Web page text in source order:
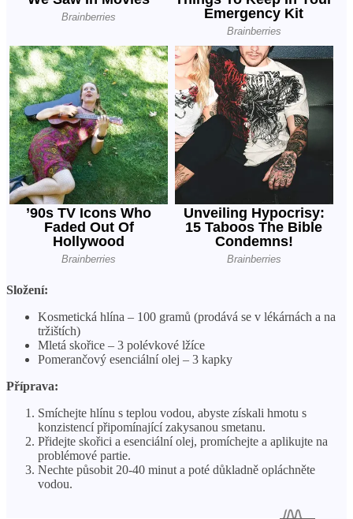
Složení:
Kosmetická hlína – 100 gramů (prodává se v lékárnách a na
tržištích)
Mletá skořice – 3 polévkové lžíce
Pomerančový esenciální olej – 3 kapky
Příprava:
Smíchejte hlínu s teplou vodou, abyste získali hmotu s
konzistencí připomínající zakysanou smetanu.
Přidejte skořici a esenciální olej, promíchejte a aplikujte na
problémové partie.
Nechte působit 20-40 minut a poté důkladně opláchněte
vodou.